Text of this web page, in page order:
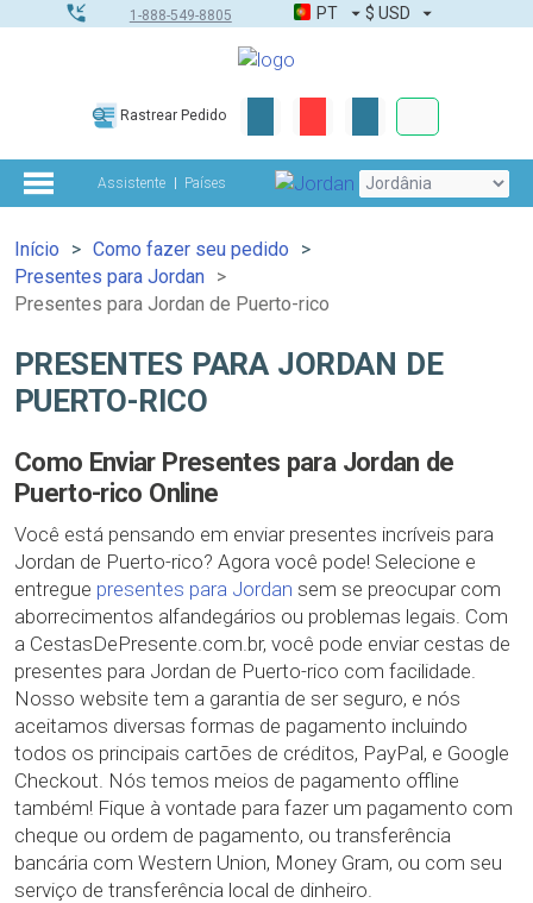
1-888-549-8805 PT $ USD
Rastrear Pedido
Assistente Países
Início
Como fazer seu pedido
Presentes para Jordan
Presentes para Jordan de Puerto-rico
PRESENTES PARA JORDAN DE
PUERTO-RICO
Como Enviar Presentes para Jordan de
Puerto-rico Online
Você está pensando em enviar presentes incríveis para
Jordan de Puerto-rico? Agora você pode! Selecione e
entregue presentes para Jordan sem se preocupar com
aborrecimentos alfandegários ou problemas legais. Com
a CestasDePresente.com.br, você pode enviar cestas de
presentes para Jordan de Puerto-rico com facilidade.
Nosso website tem a garantia de ser seguro, e nós
aceitamos diversas formas de pagamento incluindo
todos os principais cartões de créditos, PayPal, e Google
Checkout. Nós temos meios de pagamento offline
também! Fique à vontade para fazer um pagamento com
cheque ou ordem de pagamento, ou transferência
bancária com Western Union, Money Gram, ou com seu
serviço de transferência local de dinheiro.